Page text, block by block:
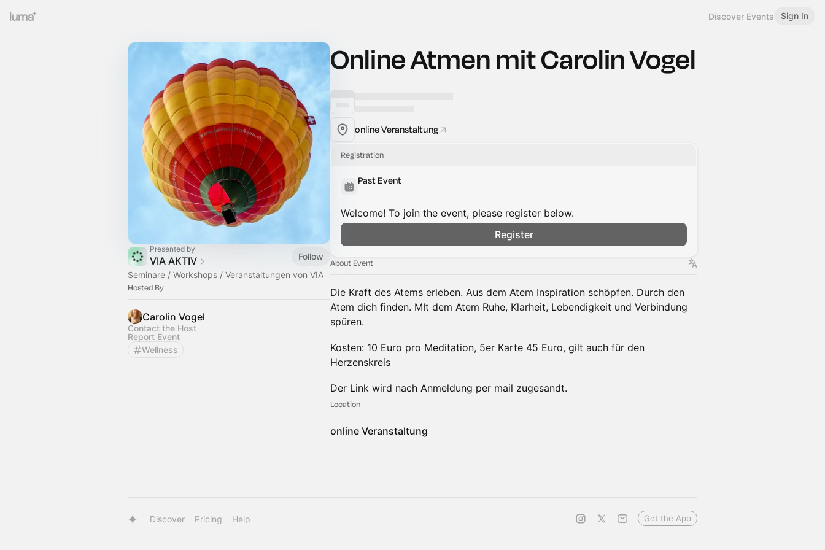
Discover Events Sign In
Presented by
VIA AKTIV
Follow
Seminare / Workshops / Veranstaltungen von VIA
Hosted By
Carolin Vogel
Contact the Host
Report Event
Wellness
Online Atmen mit Carolin Vogel
online Veranstaltung
Registration
Past Event
Welcome! To join the event, please register below.
Register
About Event
Die Kraft des Atems erleben. Aus dem Atem Inspiration schöpfen. Durch den
Atem dich finden. MIt dem Atem Ruhe, Klarheit, Lebendigkeit und Verbindung
spüren.
​Kosten: 10 Euro pro Meditation, 5er Karte 45 Euro, gilt auch für den
Herzenskreis
​Der Link wird nach Anmeldung per mail zugesandt.
Location
online Veranstaltung
Discover Pricing Help Get the App